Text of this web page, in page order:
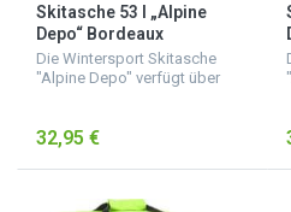
Skitasche 53 l „Alpine
Depo“ Bordeaux
Die Wintersport Skitasche
"Alpine Depo" verfügt über
nassen Skischuhe nicht in
Ausrüstungsgege...
32,95 €